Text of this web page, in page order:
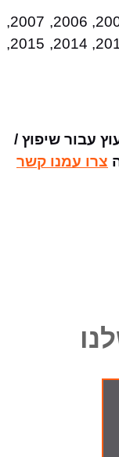
2000, 2001, 2002, 2003, 2004, 2005, 2006, 2007,
2008, 2009, 2010, 2011, 2012, 2013, 2014, 2015,
עבור שיפוץ /
צרו עמנו קשר